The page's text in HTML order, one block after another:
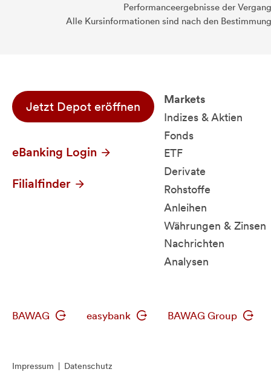
Performanceergebnisse der
Alle Kursinformationen sind nach den
Jetzt Depot eröffnen
eBanking Login
Filialfinder
Markets
Indizes & Aktien
Fonds
ETF
Derivate
Rohstoffe
Anleihen
Währungen & Zinsen
Nachrichten
Analysen
BAWAG easybank BAWAG Group
Impressum Datenschutz